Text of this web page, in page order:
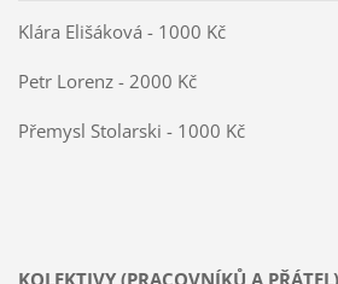
Klára Elišáková - 1000 Kč
Petr Lorenz - 2000 Kč
Přemysl Stolarski - 1000 Kč